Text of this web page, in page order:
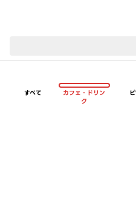
すべて
カフェ・ドリン
ク